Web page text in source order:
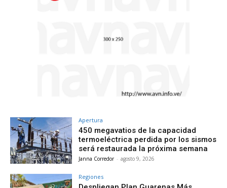
Apertura
450 megavatios de la capacidad
termoeléctrica perdida por los sismos
será restaurada la próxima semana
Janna Corredor - agosto 9, 2026
Regiones